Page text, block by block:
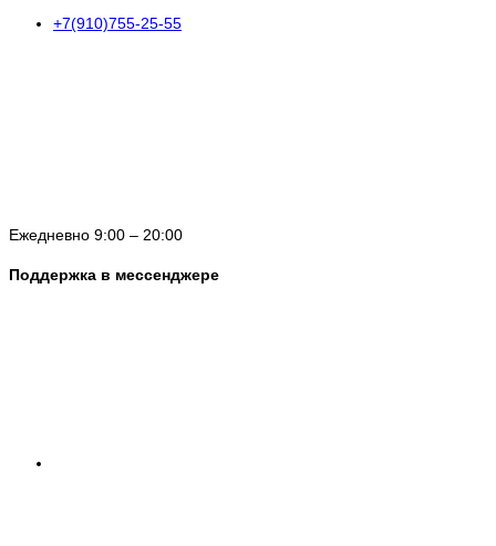
+7(910)755-25-55
Ежедневно 9:00 – 20:00
Поддержка в мессенджере